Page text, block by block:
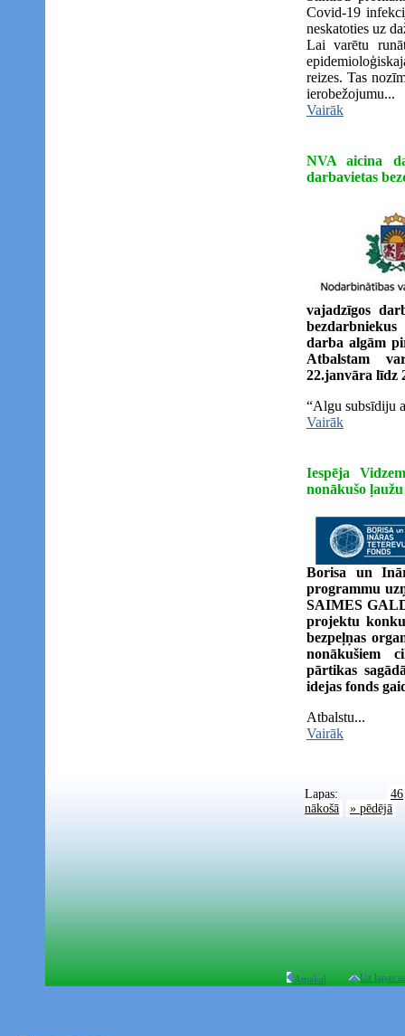
Covid-19
neskatoties uz
Lai varētu
reizes. Tas
ierobežojumu...
Vairāk
NVA aicina
darbavietas
vajadzīgos
darba algām
Atbalstam
22.janvāra līdz
“Algu subsīdiju
Vairāk
Iespēja
nonākušo
Borisa un
programmu
SAIMES
projektu
bezpeļņas
nonākušiem
pārtikas
idejas fonds
Atbalstu...
Vairāk
Lapas:
46
nākošā
» pēdējā
Atpakaļ Uz lapas